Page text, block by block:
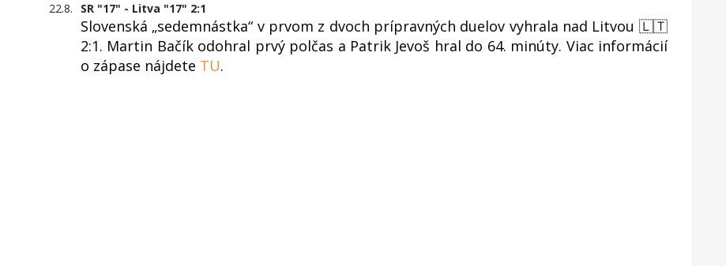
22.8. SR "17" - Litva "17" 2:1
Slovenská „sedemnástka“ v prvom z dvoch prípravných duelov vyhrala nad Litvou 🇱🇹
2:1. Martin Bačík odohral prvý polčas a Patrik Jevoš hral do 64. minúty. Viac informácií
o zápase nájdete TU.